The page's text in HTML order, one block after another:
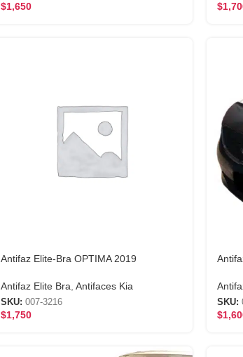
$1,650 $
Antifaz Elite-Bra OPTIMA 2019
Antifaz Elite Bra Antifaces Kia
SKU: 007-3216
$1,750
SKU:
$